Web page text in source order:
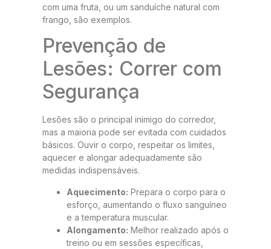
com uma fruta, ou um sanduíche natural com
frango, são exemplos.
Prevenção de
Lesões: Correr com
Segurança
Lesões são o principal inimigo do corredor,
mas a maioria pode ser evitada com cuidados
básicos. Ouvir o corpo, respeitar os limites,
aquecer e alongar adequadamente são
medidas indispensáveis.
Aquecimento: Prepara o corpo para o
esforço, aumentando o fluxo sanguíneo
e a temperatura muscular.
Alongamento: Melhor realizado após o
treino ou em sessões específicas,